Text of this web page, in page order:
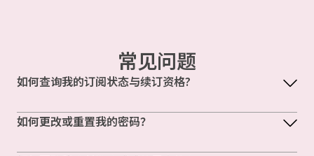
常见问题
如何查询我的订阅状态与续订资格?
如何更改或重置我的密码？